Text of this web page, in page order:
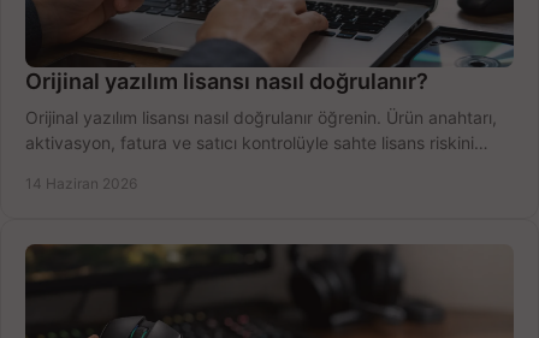
Orijinal yazılım lisansı nasıl doğrulanır?
Orijinal yazılım lisansı nasıl doğrulanır öğrenin. Ürün anahtarı,
aktivasyon, fatura ve satıcı kontrolüyle sahte lisans riskini
14 Haziran 2026